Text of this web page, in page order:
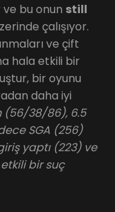
ve bu onun still
çalışıyor.
ve çift
hala etkili bir
bir oyunu
daha iyi
(56/38/86), 6.5
SGA (256)
yaptı (223) ve
bir suç